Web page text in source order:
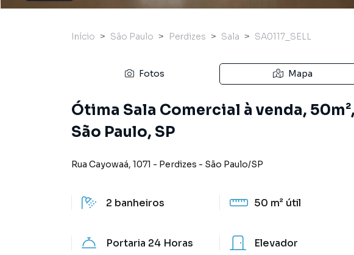
Início São Paulo Perdizes Sala SA0117_SELL
Fotos Mapa
Ótima Sala Comercial à venda,
São Paulo, SP
Rua Cayowaá, 1071 - Perdizes - São Paulo/SP
2 banheiros 50 m² útil
Portaria 24 Horas Elevador